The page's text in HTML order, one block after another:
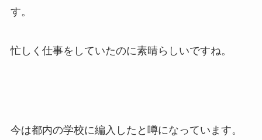
す。
忙しく仕事をしていたのに素晴らしいですね。
今は都内の学校に編入したと噂になっています。